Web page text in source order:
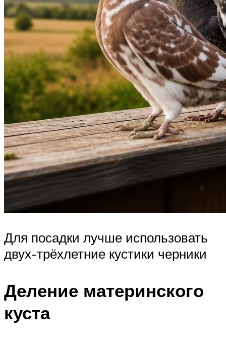
Для посадки лучше использовать
двух-трёхлетние кустики черники
Деление материнского
куста